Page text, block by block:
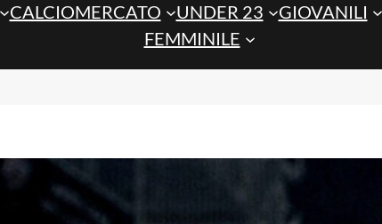
CALCIOMERCATO UNDER 23 GIOVANILI
FEMMINILE